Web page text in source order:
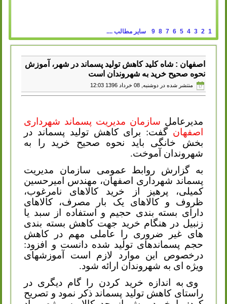
1
2
3
4
5
6
7
8
9 سایر مطالب ....
اصفهان : شاه کلید کاهش تولید پسماند در شهر، آموزش
نحوه صحیح خرید به شهروندان است
منتشر شده در دوشنبه, 08 خرداد 1396 12:03
مدیرعامل سازمان مدیریت پسماند شهرداری
اصفهان گفت: برای کاهش تولید پسماند در
بخش خانگی باید نحوه صحیح خرید را به
شهروندان آموخت.
به گزارش روابط عمومی سازمان مدیریت
پسماند شهرداری اصفهان، مهندس امیرحسین
کمیلی، پرهیز از خرید کالاهای نامرغوب،
ظروف و کالاهای یک بار مصرف، کالاهای
دارای بسته بندی حجیم و استفاده از سبد یا
زنبیل در هنگام خرید جهت کاهش بسته بندی
های غیر ضروری را عاملی مهم در کاهش
حجم پسماندهای تولید شده دانست و افزود:
درخصوص این موارد لازم است آموزشهای
ویژه ای به شهروندان ارائه شود.
وی به اندازه خرید کردن را گام دیگری در
راستای کاهش تولید پسماند ذکر نمود و تصریح